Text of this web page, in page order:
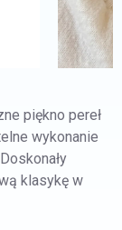
piękno pereł
wykonanie
klasykę w